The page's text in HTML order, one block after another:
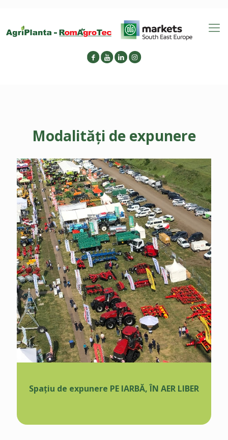
Modalități de expunere
Spațiu de expunere PE IARBĂ, ÎN AER LIBER